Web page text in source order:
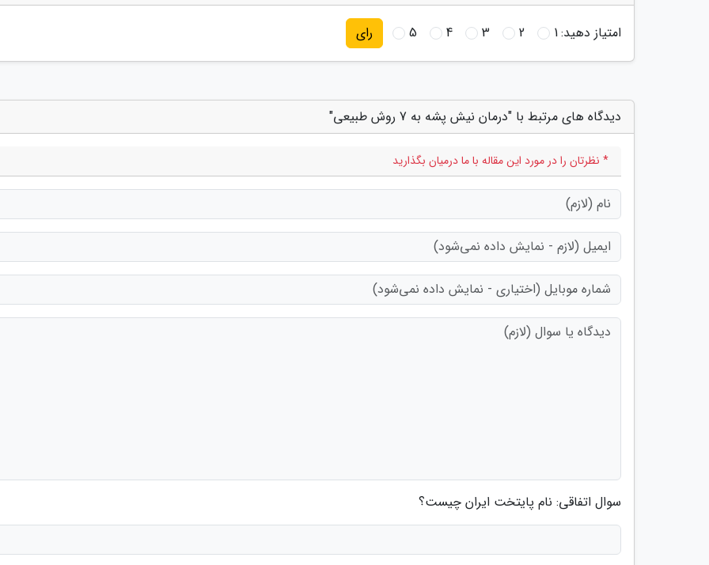
امتیاز دهید:1
2
3
4
5 رای
دیدگاه های مرتبط با "درمان نیش پشه به 7 روش طبیعی"
* نظرتان را در مورد این مقاله با ما درمیان بگذارید
سوال اتفاقی: نام پایتخت ایران چیست؟